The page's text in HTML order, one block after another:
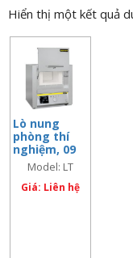
Hiển thị một kết quả
Lò nung
phòng thí
nghiệm, 09
lít, 1.100 độ
C, cửa mở
lên, bộ điều
Model: LT
9/11/C450
Giá: Liên hệ